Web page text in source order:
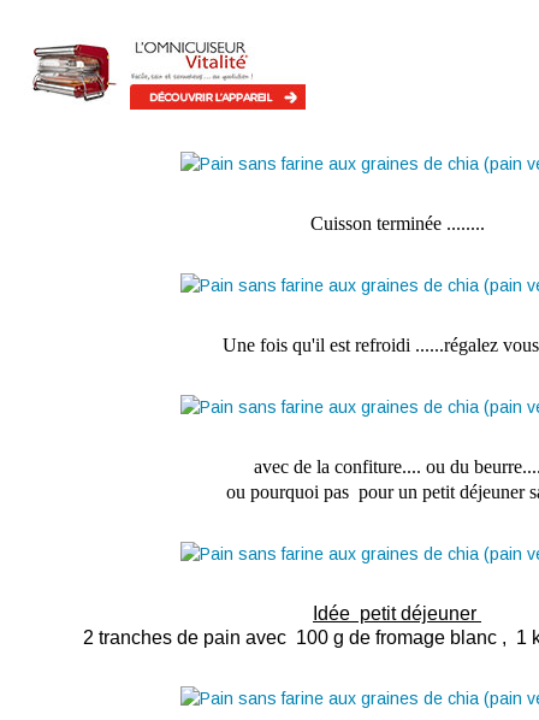
Cuisson terminée ........
Une fois qu'il est refroidi ......régalez
avec de la confiture.... ou du
ou pourquoi pas pour un petit déjeuner
Idée petit déjeuner
2 tranches de pain avec 100 g de fromage blanc ,